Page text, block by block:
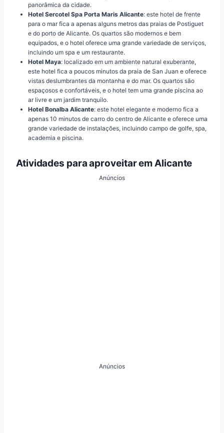
panorâmica da cidade.
Hotel Sercotel Spa Porta Maris Alicante: este hotel de frente
para o mar fica a apenas alguns metros das praias de Postiguet
e do porto de Alicante. Os quartos são modernos e bem
equipados, e o hotel oferece uma grande variedade de serviços,
incluindo um spa e um restaurante.
Hotel Maya: localizado em um ambiente natural exuberante,
este hotel fica a poucos minutos da praia de San Juan e oferece
vistas deslumbrantes da montanha e do mar. Os quartos são
espaçosos e confortáveis, e o hotel tem uma grande piscina ao
ar livre e um jardim tranquilo.
Hotel Bonalba Alicante: este hotel elegante e moderno fica a
apenas 10 minutos de carro do centro de Alicante e oferece uma
grande variedade de instalações, incluindo campo de golfe, spa,
academia e piscina.
Atividades para aproveitar em Alicante
Anúncios
Anúncios